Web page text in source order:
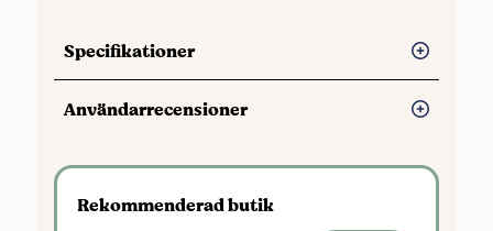
Specifikationer
Längd:
141 cm
Ålder:0-5 år
Övrigt:
Höj- och sänkbar botten,
låsbara hjul, avtagbara sidor, FSC®-
Användarrecensioner
Vi har tyvärr inte hittat några
Rekommenderad butik